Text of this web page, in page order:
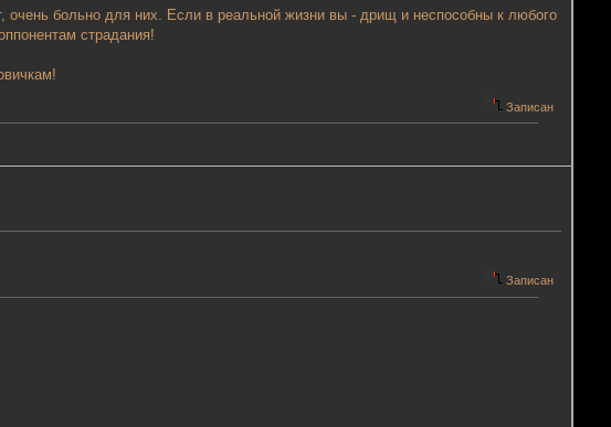
очень больно для них. Если в реальной жизни вы - дрищ и неспособны к любого
страдания!
Записан
Записан